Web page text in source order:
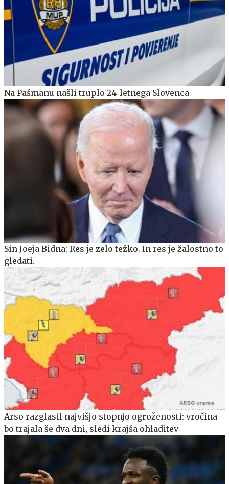
Na Pašmanu našli truplo 24-letnega Slovenca
Sin Joeja Bidna: Res je zelo težko. In res je žalostno to
gledati.
Arso razglasil najvišjo stopnjo ogroženosti: vročina
bo trajala še dva dni, sledi krajša ohladitev